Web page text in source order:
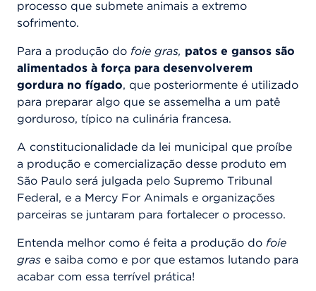
processo que submete animais a extremo
sofrimento.
Para a produção do foie gras, patos e gansos são
alimentados à força para desenvolverem
gordura no fígado, que posteriormente é utilizado
para preparar algo que se assemelha a um patê
gorduroso, típico na culinária francesa.
A constitucionalidade da lei municipal que proíbe
a produção e comercialização desse produto em
São Paulo será julgada pelo Supremo Tribunal
Federal, e a Mercy For Animals e organizações
parceiras se juntaram para fortalecer o processo.
Entenda melhor como é feita a produção do foie
gras e saiba como e por que estamos lutando para
acabar com essa terrível prática!